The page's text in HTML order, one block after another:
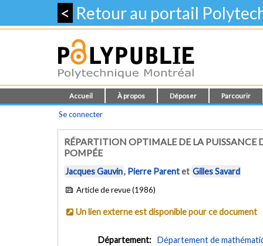
< Retour au portail
Accueil À propos Déposer Parcourir
Se connecter
RÉPARTITION OPTIMALE DE LA PUISSANCE
POMPÉE
Jacques Gauvin, Pierre Parentet Gilles Savard
Article de revue (1986)
Un lien externe est disponible pour ce document
Département: Département de